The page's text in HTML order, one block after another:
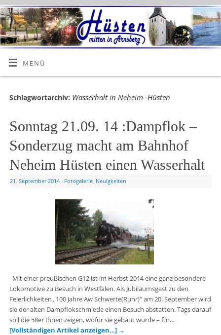
MENÜ
Schlagwortarchiv: Wasserhalt in Neheim -Hüsten
Sonntag 21.09. 14 :Dampflok –
Sonderzug macht am Bahnhof
Neheim Hüsten einen Wasserhalt
21. September 2014 Fotogalerie, Neuigkeiten
Mit einer preußischen G12 ist im Herbst 2014 eine ganz besondere
Lokomotive zu Besuch in Westfalen. Als Jubiläumsgast zu den
Feierlichkeiten „100 Jahre Aw Schwerte(Ruhr)“ am 20. September wird
sie der alten Dampflokschmiede einen Besuch abstatten. Tags darauf
soll die 58er Ihnen zeigen, wofür sie gebaut wurde – für…
[Vollständigen Artikel anzeigen…] →